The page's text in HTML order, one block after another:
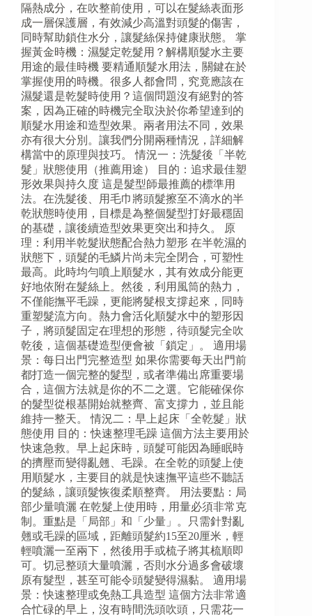
隔熱成分，在吹整前使用，可以在髮絲表面形
成一層保護層，有效減少高溫對頭髮的傷害，
同時幫助鎖住水分，讓髮絲保持健康狀態。 掌
握黃金時機：濕髮定乾髮用？解構順髮水主要
用途的最佳時機 要精通順髮水用法，關鍵在於
掌握使用的時機。很多人都會問，究竟應該在
濕髮還是乾髮時使用？這個問題沒有絕對的答
案，因為正確的時機完全取決於你希望達到的
順髮水用途和造型效果。兩者用法不同，效果
亦有很大分別。讓我們分開兩種情況，詳細解
構當中的原理與技巧。 情況一：洗髮後「半乾
髮」狀態使用（推薦用途） 目的：追求最佳塑
形效果與持久度 這是髮型師最推薦的標準用
法。在洗髮後、用毛巾將頭髮擦至不滴水的半
乾狀態時使用，目標是為整個髮型打好最穩固
的基礎，讓後續造型效果更突出和持久。 原
理：利用半乾髮狀態配合熱力塑形 在半乾濕的
狀態下，頭髮的毛鱗片尚未完全閉合，可塑性
最高。此時均勻噴上順髮水，其有效成分能更
好地依附在髮絲上。然後，利用風筒的熱力，
不僅能撫平毛躁，更能將髮根支撐起來，同時
重塑髮流方向。熱力會活化順髮水中的塑形因
子，將頭髮固定在理想的形態，待頭髮完全吹
乾後，這個基礎造型便會被「鎖定」。 適用場
景：每日出門完整造型 如果你需要每天出門前
都打造一個完整的髮型，或者準備出席重要場
合，這個方法就是你的不二之選。它能確保你
的髮型從根基開始就整齊、富支撐力，並且能
維持一整天。 情況二：早上起床「全乾髮」狀
態使用 目的：快速整理毛躁 這個方法主要用於
快速急救。早上起床時，頭髮可能因為睡眠時
的擠壓而變得亂翹、毛躁。在全乾的頭髮上使
用順髮水，主要目的就是快速撫平這些不聽話
的髮絲，讓頭髮恢復柔順整齊。 用法要點：局
部少量噴灑 在乾髮上使用時，用量必須非常克
制。重點是「局部」和「少量」。只需針對亂
翹或毛躁的區域，距離頭髮約15至20厘米，輕
輕噴灑一至兩下，然後用手或梳子將其梳順即
可。切忌整頭大量噴灑，否則水分過多會破壞
原有髮型，甚至可能令頭髮變得濕黏。 適用場
景：快速整理或免熱工具造型 這個方法非常適
合忙碌的早上，沒有時間洗頭吹頭，只需花一